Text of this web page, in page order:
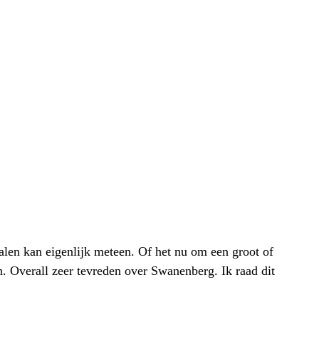
kan eigenlijk meteen. Of het nu om een groot of
Overall zeer tevreden over Swanenberg. Ik raad dit